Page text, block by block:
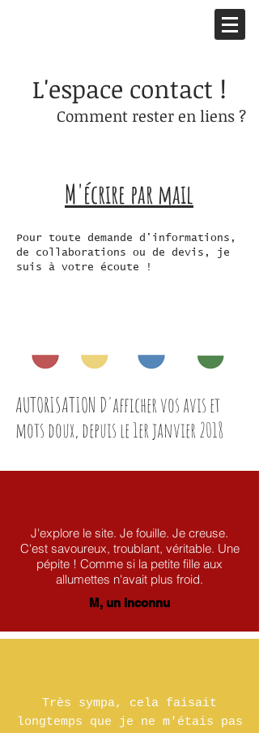
L'espace contact !
Comment rester en liens ?
M'écrire par mail
Pour toute demande d'informations,
de collaborations ou de devis, je
suis à votre écoute !
AUTORISATION D'afficher vos avis et
mots doux, depuis le 1er janvier 2018
J'explore le site. Je fouille. Je creuse.
C'est savoureux, troublant, véritable. Une
pépite ! Comme si la petite fille aux
allumettes n'avait plus froid.
M, un inconnu
Très sympa, cela faisait
longtemps que je ne m'étais pas